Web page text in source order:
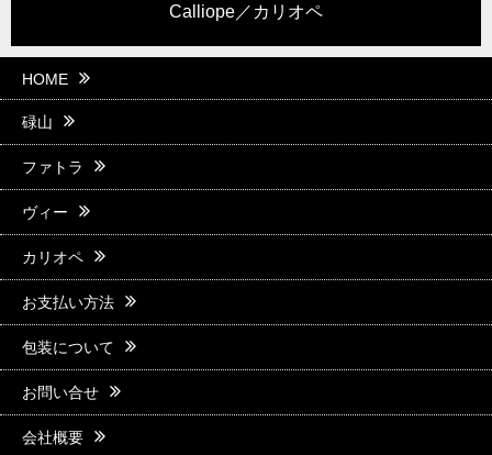
Calliope／カリオペ
HOME
碌山
ファトラ
ヴィー
カリオペ
お支払い方法
包装について
お問い合せ
会社概要